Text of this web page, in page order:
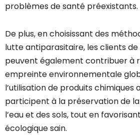
problèmes de santé préexistants.
De plus, en choisissant des
lutte antiparasitaire, les clients de
peuvent également contribuer à
empreinte environnementale
l’utilisation de produits chimiques
participent à la préservation de la
l’eau et des sols, tout en
écologique sain.